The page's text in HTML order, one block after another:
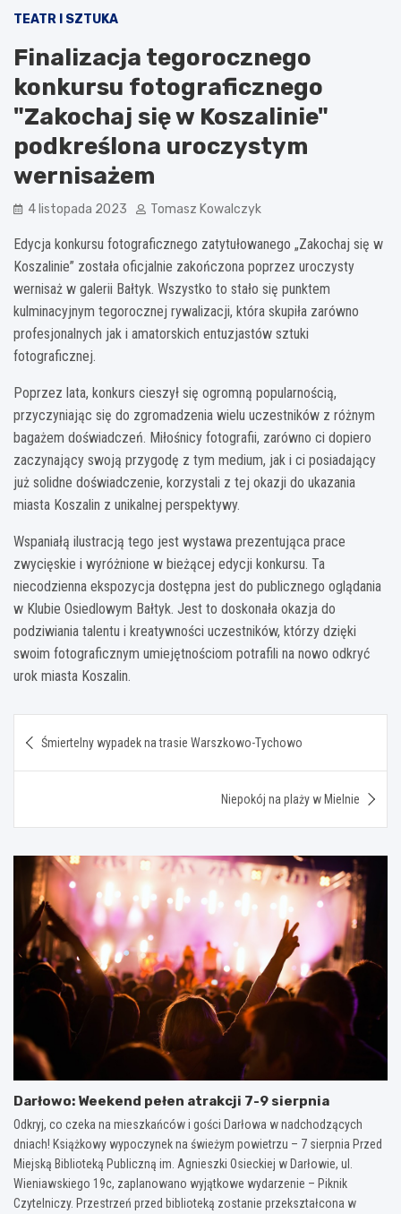
TEATR I SZTUKA
Finalizacja tegorocznego
konkursu fotograficznego
"Zakochaj się w Koszalinie"
podkreślona uroczystym
wernisażem
4 listopada 2023 Tomasz Kowalczyk
Edycja konkursu fotograficznego zatytułowanego „Zakochaj się w
Koszalinie” została oficjalnie zakończona poprzez uroczysty
wernisaż w galerii Bałtyk. Wszystko to stało się punktem
kulminacyjnym tegorocznej rywalizacji, która skupiła zarówno
profesjonalnych jak i amatorskich entuzjastów sztuki
fotograficznej.
Poprzez lata, konkurs cieszył się ogromną popularnością,
przyczyniając się do zgromadzenia wielu uczestników z różnym
bagażem doświadczeń. Miłośnicy fotografii, zarówno ci dopiero
zaczynający swoją przygodę z tym medium, jak i ci posiadający
już solidne doświadczenie, korzystali z tej okazji do ukazania
miasta Koszalin z unikalnej perspektywy.
Wspaniałą ilustracją tego jest wystawa prezentująca prace
zwycięskie i wyróżnione w bieżącej edycji konkursu. Ta
niecodzienna ekspozycja dostępna jest do publicznego oglądania
w Klubie Osiedlowym Bałtyk. Jest to doskonała okazja do
podziwiania talentu i kreatywności uczestników, którzy dzięki
swoim fotograficznym umiejętnościom potrafili na nowo odkryć
urok miasta Koszalin.
wpisu
Śmiertelny wypadek na trasie Warszkowo-Tychowo
Niepokój na plaży w Mielnie
Darłowo: Weekend pełen atrakcji 7-9 sierpnia
Odkryj, co czeka na mieszkańców i gości Darłowa w nadchodzących
dniach! Książkowy wypoczynek na świeżym powietrzu – 7 sierpnia Przed
Miejską Biblioteką Publiczną im. Agnieszki Osieckiej w Darłowie, ul.
Wieniawskiego 19c, zaplanowano wyjątkowe wydarzenie – Piknik
Czytelniczy. Przestrzeń przed biblioteką zostanie przekształcona w